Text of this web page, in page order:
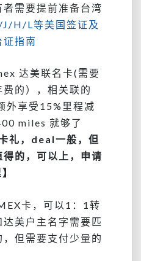
需要提前准备台湾
J/H/L等美国签证及
指南
达美联名卡(需要
的），相关联的
外享受15%里程减
miles 就够了
礼，deal一般，但
的，可以上，申请
卡，可以1：1转
美户主名字需要匹
但需要支付少量的